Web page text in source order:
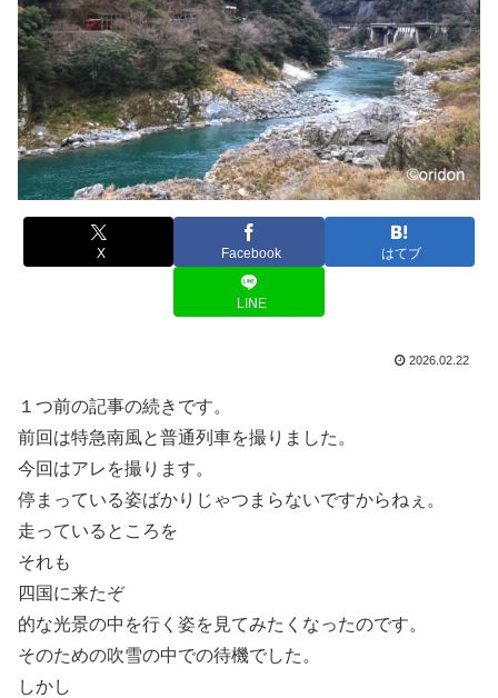
X Facebook はてブ
LINE
2026.02.22
１つ前の記事の続きです。
前回は特急南風と普通列車を撮りました。
今回はアレを撮ります。
停まっている姿ばかりじゃつまらないですからねぇ。
走っているところを
それも
四国に来たぞ
的な光景の中を行く姿を見てみたくなったのです。
そのための吹雪の中での待機でした。
しかし